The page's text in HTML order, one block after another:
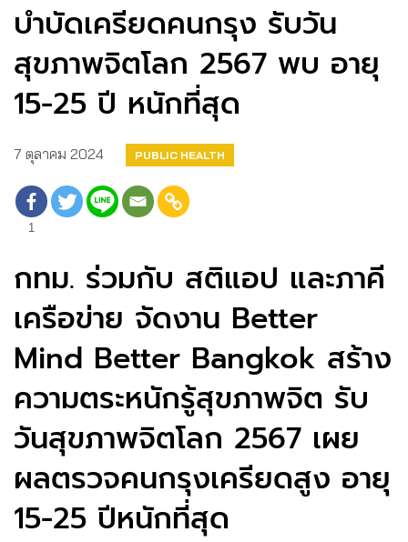
บำบัดเครียดคนกรุง รับวัน
สุขภาพจิตโลก 2567 พบ อายุ
15-25 ปี หนักที่สุด
7 ตุลาคม 2024 PUBLIC HEALTH
1
กทม. ร่วมกับ สติแอป และภาคี
เครือข่าย จัดงาน Better
Mind Better Bangkok สร้าง
ความตระหนักรู้สุขภาพจิต รับ
วันสุขภาพจิตโลก 2567 เผย
ผลตรวจคนกรุงเครียดสูง อายุ
15-25 ปีหนักที่สุด